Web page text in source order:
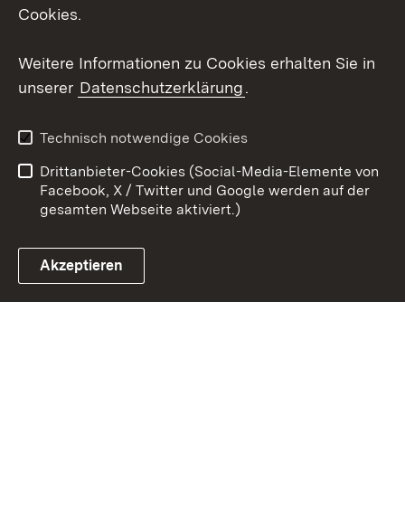
Link zum Landesportal
Barrierefreiheit
Benutzungshinweise
Impressum
Cookies
Cookies.
Weitere Informationen zu Cookies erhalten Sie in
unserer Datenschutzerklärung.
Technisch notwendige Cookies
Drittanbieter-Cookies (Social-Media-Elemente von
Facebook, X / Twitter und Google werden auf der
gesamten Webseite aktiviert.)
Akzeptieren